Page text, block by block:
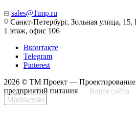
sales@1tmp.ru
Санкт-Петербург, Зольная улица,
1 этаж, офис 106
Вконтакте
Telegram
Pinterest
2026 © ТМ Проект —
предприятий питания
Карта сайта
Mashkevski